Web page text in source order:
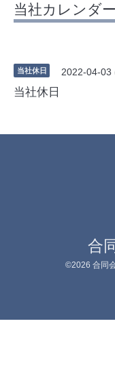
当社カレンダー
当社休日 2022-04-03
当社休日
合
©2026 合同